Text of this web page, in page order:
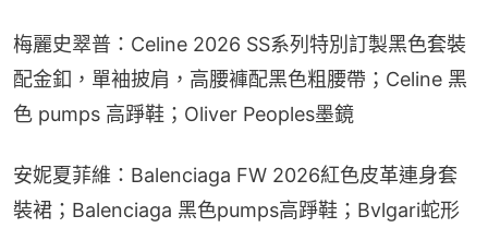
梅麗史翠普：Celine 2026 SS系列特別訂製黑色套裝
配金釦，單袖披肩，高腰褲配黑色粗腰帶；Celine 黑
色 pumps 高踭鞋；Oliver Peoples墨鏡
安妮夏菲維：Balenciaga FW 2026紅色皮革連身套
裝裙；Balenciaga 黑色pumps高踭鞋；Bvlgari蛇形